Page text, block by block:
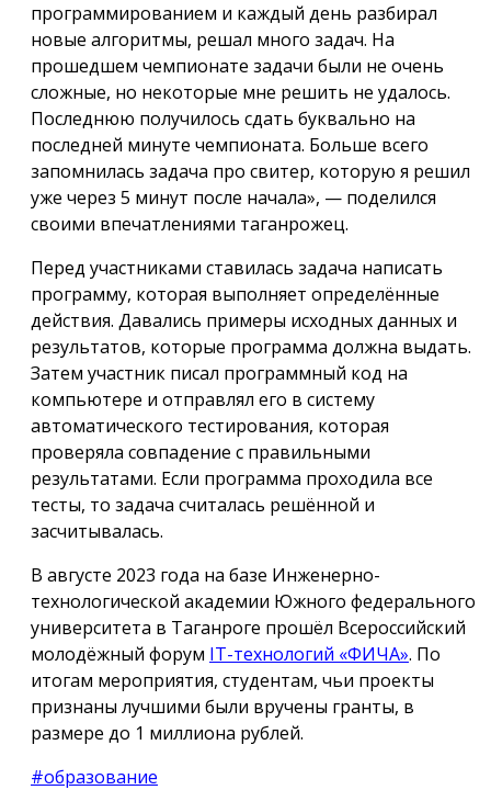
программированием и каждый день разбирал
новые алгоритмы, решал много задач. На
прошедшем чемпионате задачи были не очень
сложные, но некоторые мне решить не удалось.
Последнюю получилось сдать буквально на
последней минуте чемпионата. Больше всего
запомнилась задача про свитер, которую я решил
уже через 5 минут после начала», — поделился
своими впечатлениями таганрожец.
Перед участниками ставилась задача написать
программу, которая выполняет определённые
действия. Давались примеры исходных данных и
результатов, которые программа должна выдать.
Затем участник писал программный код на
компьютере и отправлял его в систему
автоматического тестирования, которая
проверяла совпадение с правильными
результатами. Если программа проходила все
тесты, то задача считалась решённой и
засчитывалась.
В августе 2023 года на базе Инженерно-
технологической академии Южного федерального
университета в Таганроге прошёл Всероссийский
молодёжный форум IT-технологий «ФИЧА». По
итогам мероприятия, студентам, чьи проекты
признаны лучшими были вручены гранты, в
размере до 1 миллиона рублей.
#образование